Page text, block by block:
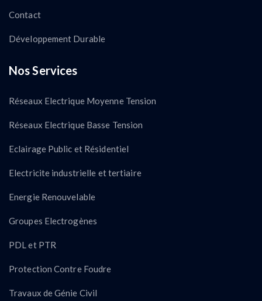
Contact
Développement Durable
Nos Services
Réseaux Electrique Moyenne Tension
Réseaux Electrique Basse Tension
Eclairage Public et Résidentiel
Electricite industrielle et tertiaire
Energie Renouvelable
Groupes Electrogènes
PDL et PTR
Protection Contre Foudre
Travaux de Génie Civil